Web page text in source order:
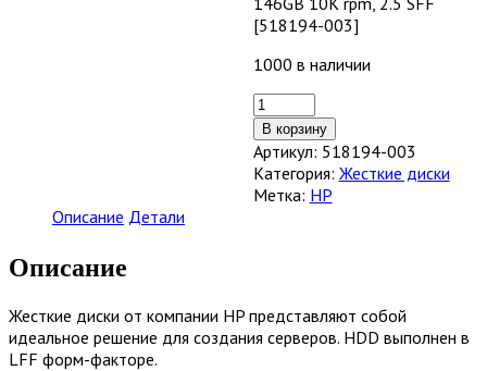
[518194-003]
1000 в наличии
Количество
товара
Жесткий
диск
HP
2.5
SFF
В корзину
Артикул: 518194-003
Категория: Жесткие диски
Метка: HP
Описание Детали
Описание
Жесткие диски от компании HP представляют собой
идеальное решение для создания серверов. HDD выполнен в
LFF форм-факторе.